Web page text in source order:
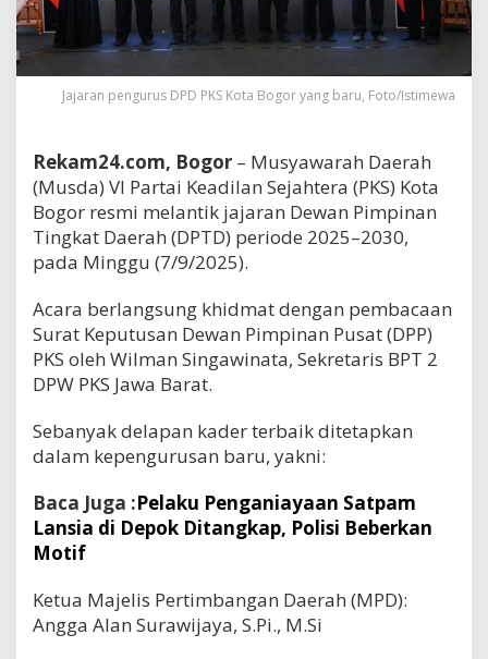
Jajaran pengurus DPD PKS Kota Bogor yang baru, Foto/Istimewa
Rekam24.com, Bogor – Musyawarah Daerah
(Musda) VI Partai Keadilan Sejahtera (PKS) Kota
Bogor resmi melantik jajaran Dewan Pimpinan
Tingkat Daerah (DPTD) periode 2025–2030,
pada Minggu (7/9/2025).
Acara berlangsung khidmat dengan pembacaan
Surat Keputusan Dewan Pimpinan Pusat (DPP)
PKS oleh Wilman Singawinata, Sekretaris BPT 2
DPW PKS Jawa Barat.
Sebanyak delapan kader terbaik ditetapkan
dalam kepengurusan baru, yakni:
Baca Juga :Pelaku Penganiayaan Satpam
Lansia di Depok Ditangkap, Polisi Beberkan
Motif
Ketua Majelis Pertimbangan Daerah (MPD):
Angga Alan Surawijaya, S.Pi., M.Si